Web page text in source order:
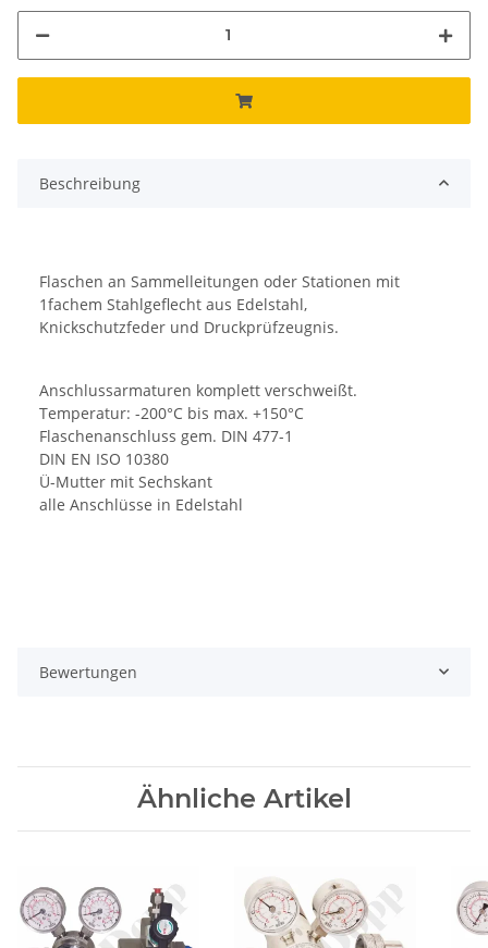
Beschreibung
Flaschen an Sammelleitungen oder Stationen mit
1fachem Stahlgeflecht aus Edelstahl,
Knickschutzfeder und Druckprüfzeugnis.
Anschlussarmaturen komplett verschweißt.
Temperatur: -200°C bis max. +150°C
Flaschenanschluss gem. DIN 477-1
DIN EN ISO 10380
Ü-Mutter mit Sechskant
alle Anschlüsse in Edelstahl
Bewertungen
Ähnliche Artikel